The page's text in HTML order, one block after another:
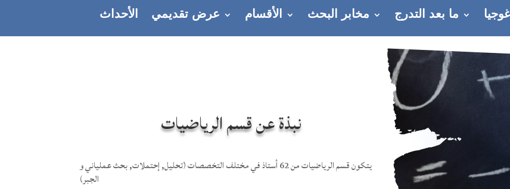
الأحداث عرض تقديمي الأقسام مخابر البحث ما بعد التدرج
نبذة عن قسم الرياضيات
يتكون قسم الرياضيات من 62 أستاذ في مختلف التخصصات (تحليل, إحتملات, بحث عملياني و
الجبر)